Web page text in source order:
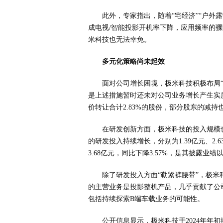
此外，专家指出，随着“宅经济”“户外
成电视/智能投影开机率下降，应用频率的
米科技也无法幸免。
多元化策略尚未起效
面对公司增长困境，极米科技积极布
是上述措施暂时还未对公司业务增长产生
价转让合计2.83%的股份，部分股东的减持
在研发创新方面，极米科技的投入规
的研发投入持续增长，分别为1.39亿元、
3.68亿元，同比下降3.57%，是其披露业绩
除了研发投入方面“勒紧裤腰带”，极
的主营业务是投影整机产品，几乎贡献了
包括持续探索B端车载业务的可能性。
公开信息显示，极米科技于2024年年